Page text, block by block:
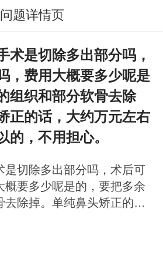
问题详情页
术是切除多出部分吗，
，费用大概要多少呢是
组织和部分软骨去除
正的话，大约万元左右
的，不用担心。
是切除多出部分吗，术后可
概要多少呢是的，要把多余
去除掉。单纯鼻头矫正的
。蹦极是可以的，不用担